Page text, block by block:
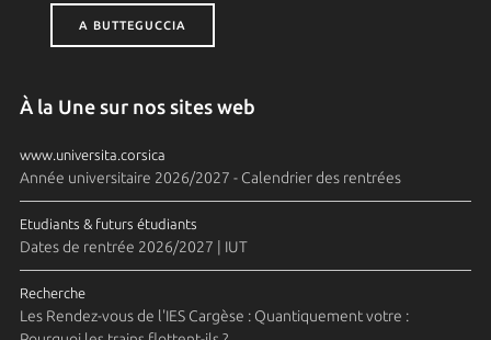
A BUTTEGUCCIA
À la Une sur nos sites web
www.universita.corsica
Année universitaire 2026/2027 - Calendrier des rentrées
Etudiants & futurs étudiants
Dates de rentrée 2026/2027 | IUT
Recherche
Les Rendez-vous de l'IES Cargèse : Quantiquement votre :